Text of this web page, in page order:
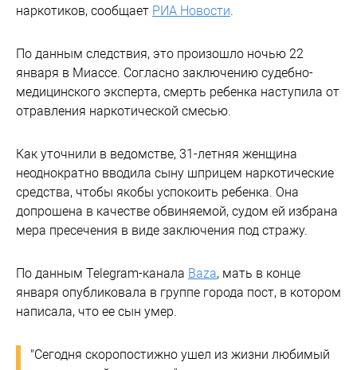
наркотиков, сообщает РИА Новости.
По данным следствия, это произошло ночью 22
января в Миассе. Согласно заключению судебно-
медицинского эксперта, смерть ребенка наступила от
отравления наркотической смесью.
Как уточнили в ведомстве, 31-летняя женщина
неоднократно вводила сыну шприцем наркотические
средства, чтобы якобы успокоить ребенка. Она
допрошена в качестве обвиняемой, судом ей избрана
мера пресечения в виде заключения под стражу.
По данным Telegram-канала Baza, мать в конце
января опубликовала в группе города пост, в котором
написала, что ее сын умер.
"Сегодня скоропостижно ушел из жизни любимый